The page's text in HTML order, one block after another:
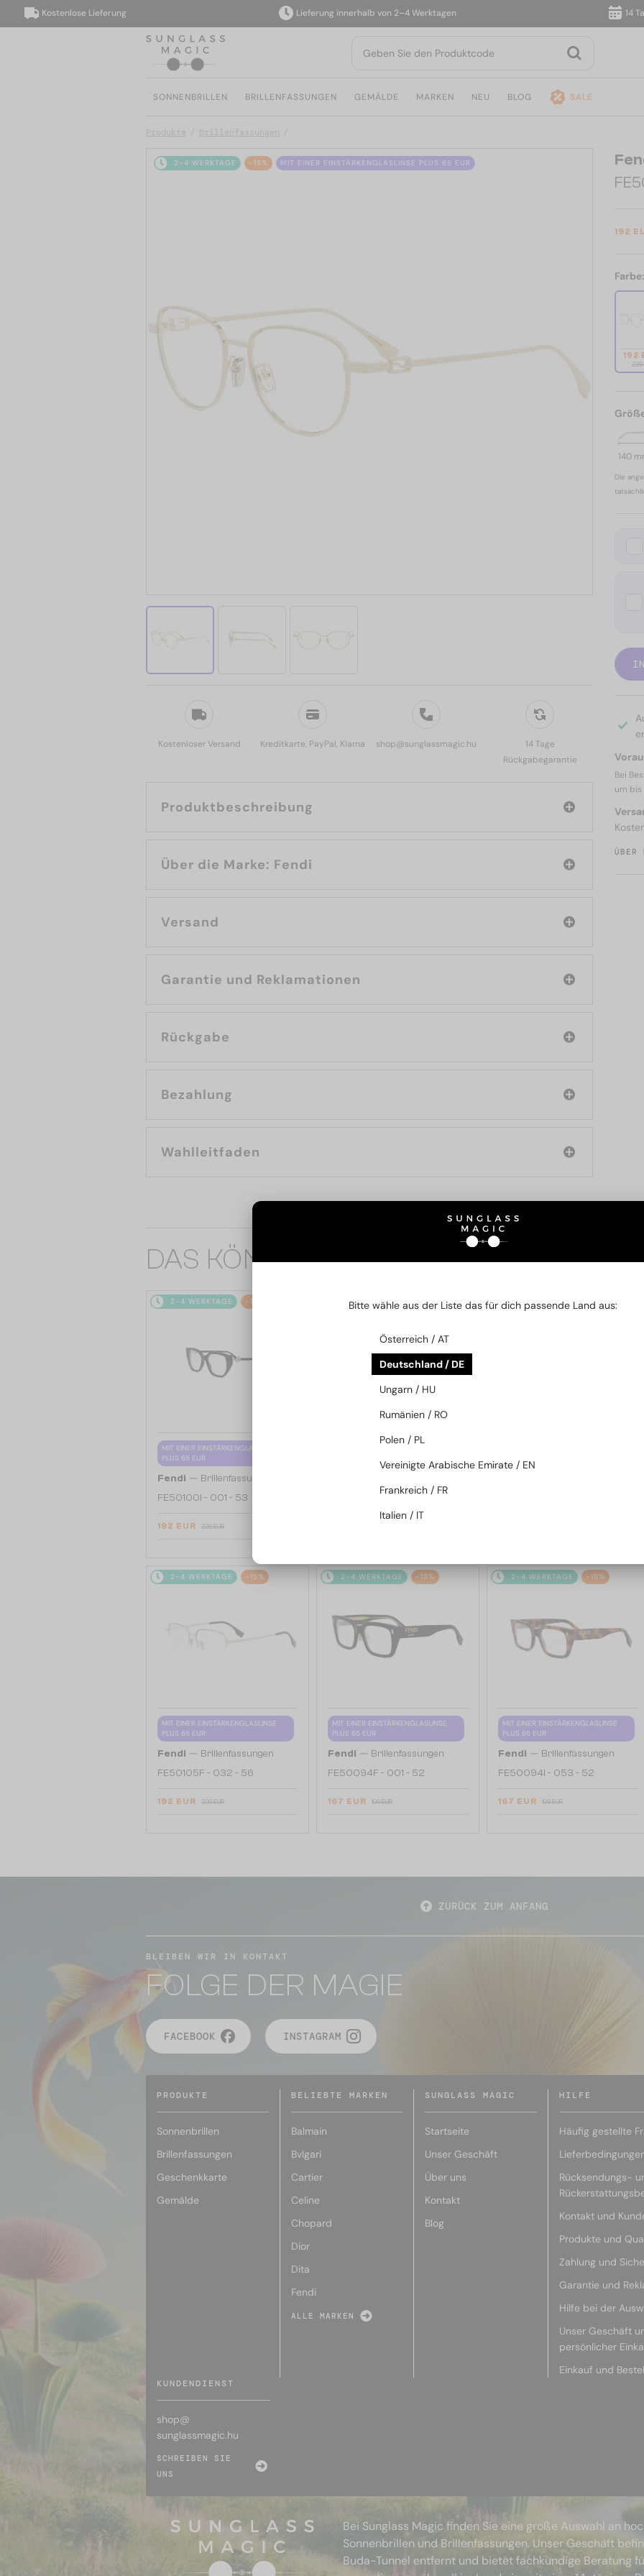
Kostenlose Lieferung Lieferung innerhalb von 2–4 Werktagen 14 Tage
SONNENBRILLEN BRILLENFASSUNGEN GEMÄLDE MARKEN NEU BLOG SALE
Produkte Brillenfassungen
2-4 WERKTAGE -15% MIT EINER EINSTÄRKENGLASLINSE PLUS 65 EUR
Kostenloser Versand Kreditkarte, PayPal, Klarna shop@sunglassmagic.hu
14 Tage
Rückgabegarantie
Produktbeschreibung
Über die Marke: Fendi
Versand
Garantie und Reklamationen
Rückgabe
Bezahlung
Wahlleitfaden
192
Farbe:
192
226
140
Die
Bei
um bis
ÜBER
DAS KÖNNTE SIE AUCH
2-4 WERKTAGE -15%
MIT EINER EINSTÄRKENGLASLINSE
PLUS 65 EUR
Fendi — Brillenfassungen
FE50100I - 001 - 53
192 EUR 226 EUR
2-4 WERKTAGE -15%
MIT EINER EINSTÄRKENGLASLINSE
FE50110F - 030 - 54
2-4 WERKTAGE -15%
2-4 WERKTAGE -15%
MIT EINER EINSTÄRKENGLASLINSE
PLUS 65 EUR
Fendi — Brillenfassungen
FE50105F - 032 - 56
192 EUR 226 EUR
2-4 WERKTAGE -15%
MIT EINER EINSTÄRKENGLASLINSE
PLUS 65 EUR
Fendi — Brillenfassungen
FE50094F - 001 - 52
167 EUR 196 EUR
2-4 WERKTAGE -15%
MIT EINER EINSTÄRKENGLASLINSE
PLUS 65 EUR
Fendi — Brillenfassungen
FE50094I - 053 - 52
167 EUR 196 EUR
ZURÜCK ZUM ANFANG
BLEIBEN WIR IN KONTAKT
FOLGE DER MAGIE
FACEBOOK INSTAGRAM
PRODUKTE
Sonnenbrillen
Brillenfassungen
Geschenkkarte
Gemälde
BELIEBTE MARKEN
Balmain
Bvlgari
Cartier
Celine
Chopard
Dior
Dita
Fendi
ALLE MARKEN
SUNGLASS MAGIC
Startseite
Unser Geschäft
Über uns
Kontakt
Blog
HILFE
Häufig gestellte
Rücksendungs-
Kontakt und
Produkte und
Zahlung und
Garantie und
Hilfe bei der
Unser Geschäft
persönlicher
Einkauf und
KUNDENDIENST
shop@
sunglassmagic.hu
SCHREIBEN SIE
UNS
Bei Sunglass Magic finden Sie eine große Auswahl an
Sonnenbrillen und Brillenfassungen. Unser Geschäft
Buda-Tunnel entfernt und bietet fachkundige Beratung
Bitte wähle aus der Liste das für dich passende Land aus:
Österreich / AT
Deutschland / DE
Ungarn / HU
Rumänien / RO
Polen / PL
Vereinigte Arabische Emirate / EN
Frankreich / FR
Italien / IT